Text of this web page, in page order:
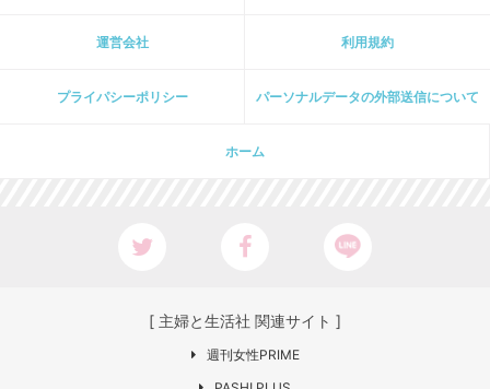
運営会社 利用規約
プライパシーポリシー パーソナルデータの外部送信について
ホーム
[ 主婦と生活社 関連サイト ]
週刊女性PRIME